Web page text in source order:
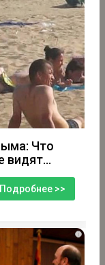
Что
видят...
Подробнее >>
i